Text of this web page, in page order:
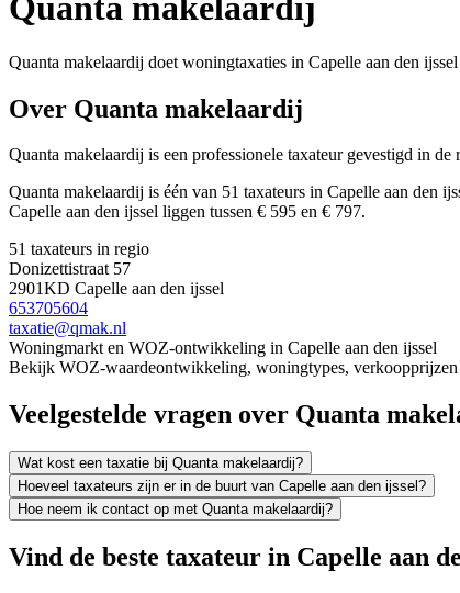
Quanta makelaardij
Quanta makelaardij doet woningtaxaties in Capelle aan den
Over Quanta makelaardij
Quanta makelaardij is een professionele taxateur gevestigd in
Quanta makelaardij is één van 51 taxateurs in Capelle aan den
Capelle aan den ijssel liggen tussen € 595 en € 797.
51 taxateurs in regio
Donizettistraat 57
2901KD Capelle aan den ijssel
653705604
taxatie@qmak.nl
Woningmarkt en WOZ-ontwikkeling in Capelle aan den ijssel
Bekijk WOZ-waardeontwikkeling, woningtypes, verkoopprijzen
Veelgestelde vragen over Quanta
Wat kost een taxatie bij Quanta makelaardij?
Hoeveel taxateurs zijn er in de buurt van Capelle aan den ijssel?
Hoe neem ik contact op met Quanta makelaardij?
Vind de beste taxateur in Capelle aan